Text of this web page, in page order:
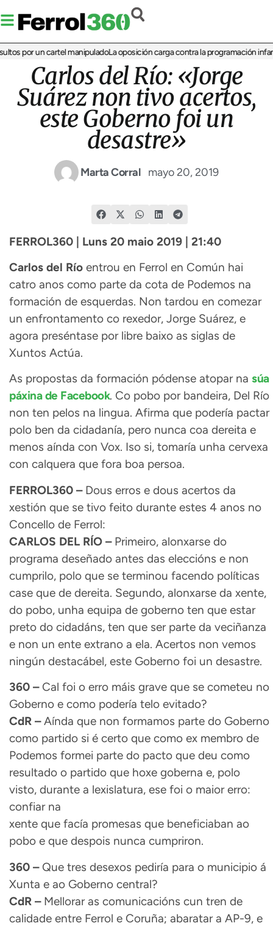
por un cartel manipuladoLa oposición carga contra la programación infantil
Carlos del Río: «Jorge
Suárez non tivo acertos,
este Goberno foi un
desastre»
Marta Corral mayo 20, 2019
FERROL360 | Luns 20 maio 2019 | 21:40
Carlos del Río entrou en Ferrol en Común hai
catro anos como parte da cota de Podemos na
formación de esquerdas. Non tardou en comezar
un enfrontamento co rexedor, Jorge Suárez, e
agora preséntase por libre baixo as siglas de
Xuntos Actúa.
As propostas da formación pódense atopar na súa
páxina de Facebook. Co pobo por bandeira, Del Río
non ten pelos na lingua. Afirma que podería pactar
polo ben da cidadanía, pero nunca coa dereita e
menos aínda con Vox. Iso si, tomaría unha cervexa
con calquera que fora boa persoa.
FERROL360 –Dous erros e dous acertos da
xestión que se tivo feito durante estes 4 anos no
Concello de Ferrol:
CARLOS DEL RÍO –Primeiro, alonxarse do
programa deseñado antes das eleccións e non
cumprilo, polo que se terminou facendo políticas
case que de dereita. Segundo, alonxarse da xente,
do pobo, unha equipa de goberno ten que estar
preto do cidadáns, ten que ser parte da veciñanza
e non un ente extrano a ela. Acertos non vemos
ningún destacábel, este Goberno foi un desastre.
360 –Cal foi o erro máis grave que se cometeu no
Goberno e como podería telo evitado?
CdR –Aínda que non formamos parte do Goberno
como partido si é certo que como ex membro de
Podemos formei parte do pacto que deu como
resultado o partido que hoxe goberna e, polo
visto, durante a lexislatura, ese foi o maior erro:
confiar na
xente que facía promesas que beneficiaban ao
pobo e que despois nunca cumpriron.
360 –Que tres desexos pediría para o municipio á
Xunta e ao Goberno central?
CdR –Mellorar as comunicacións cun tren de
calidade entre Ferrol e Coruña; abaratar a AP-9, e